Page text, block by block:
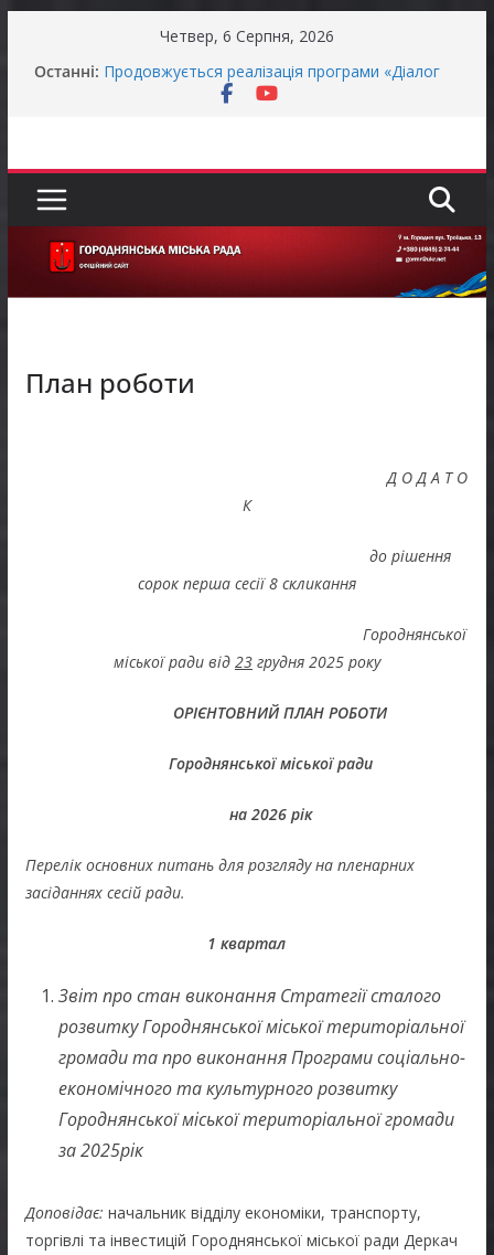
Четвер, 6 Серпня, 2026
Останні: Продовжується реалізація програми «Діалог
влади та бізнесу»
присудження Премії Кабінету Міністрів України
за вагомий внесок у забезпечення
енергетичної стійкості України
До уваги представників бізнесу!
План роботи
Д О Д А Т О
К
до рішення
сорок перша сесії 8 скликання
Городнянської
міської ради від 23грудня 2025 року
ОРІЄНТОВНИЙ ПЛАН РОБОТИ
Городнянської міської ради
на 2026 рік
Перелік основних питань для розгляду на пленарних
засіданнях сесій ради.
1 квартал
Звіт про стан виконання Стратегії сталого
розвитку Городнянської міської територіальної
громади та про виконання Програми соціально-
економічного та культурного розвитку
Городнянської міської територіальної громади
за 2025рік
Доповідає: начальник відділу економіки, транспорту,
торгівлі та інвестицій Городнянської міської ради Деркач